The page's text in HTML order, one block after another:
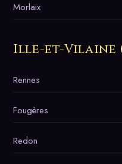
Morlaix
Ille-et-Vilaine
Rennes
Fougères
Redon